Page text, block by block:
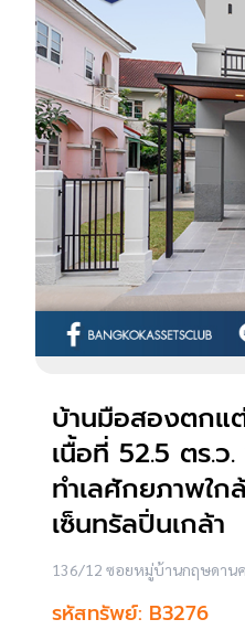
บ้านมือสองตกแ
เนื้อที่ 52.5 ตร.
ทำเลศักยภาพใ
เซ็นทรัลปิ่นเกล้า
136/12 ซอยหมู่บ้านกฤษดาน
รหัสทรัพย์: B3276